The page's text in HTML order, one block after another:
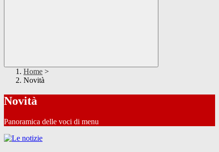
Home >
Novità
Novità
Panoramica delle voci di menu